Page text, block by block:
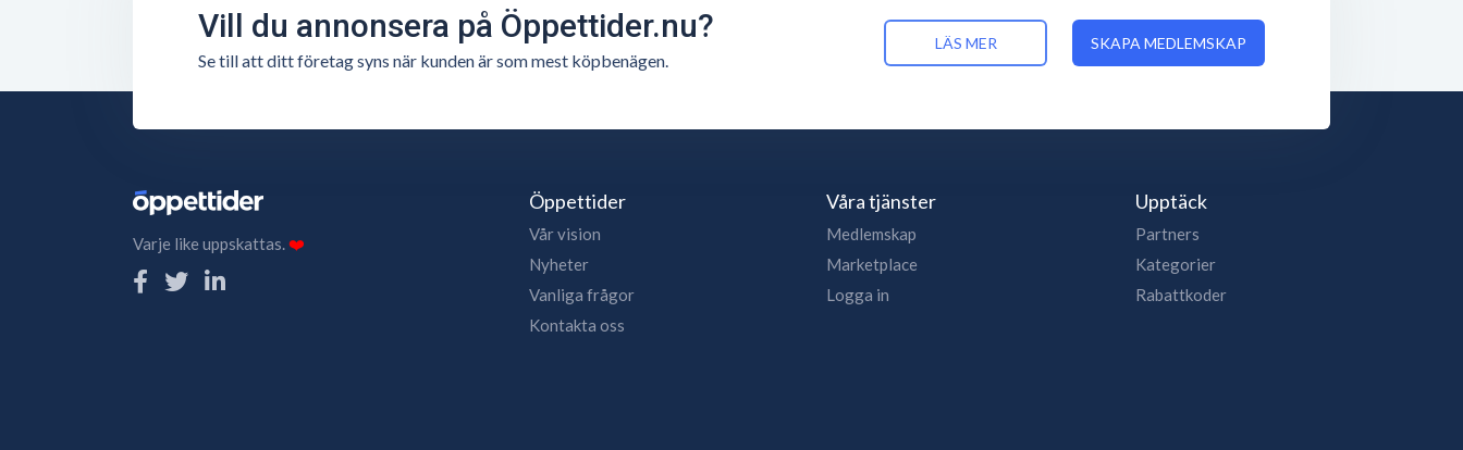
Vill du annonsera på Öppettider.nu?
Se till att ditt företag syns när kunden är som mest köpbenägen.
LÄS MER SKAPA MEDLEMSKAP
Varje like uppskattas.❤️
Öppettider
Vår vision
Nyheter
Vanliga frågor
Kontakta oss
Våra tjänster
Medlemskap
Marketplace
Logga in
Upptäck
Partners
Kategorier
Rabattkoder